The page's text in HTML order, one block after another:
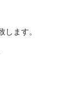
ます。